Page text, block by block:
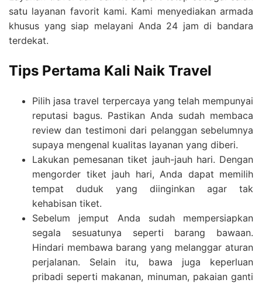
satu layanan favorit kami. Kami menyediakan armada
khusus yang siap melayani Anda 24 jam di bandara
terdekat.
Tips Pertama Kali Naik Travel
Pilih jasa travel terpercaya yang telah mempunyai
reputasi bagus. Pastikan Anda sudah membaca
review dan testimoni dari pelanggan sebelumnya
supaya mengenal kualitas layanan yang diberi.
Lakukan pemesanan tiket jauh-jauh hari. Dengan
mengorder tiket jauh hari, Anda dapat memilih
tempat duduk yang diinginkan agar tak
kehabisan tiket.
Sebelum jemput Anda sudah mempersiapkan
segala sesuatunya seperti barang bawaan.
Hindari membawa barang yang melanggar aturan
perjalanan. Selain itu, bawa juga keperluan
pribadi seperti makanan, minuman, pakaian ganti